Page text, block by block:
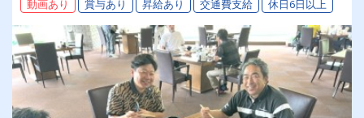
積極採用中！
動画あり 賞与あり 昇給あり 交通費支給 休日6日以上